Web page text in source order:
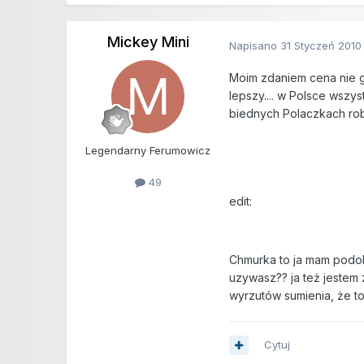
Mickey Mini
Legendarny Ferumowicz
49
Napisano 31 Styczeń 2010
Moim zdaniem cena nie
lepszy.... w Polsce
biednych Polaczkach
edit:
Chmurka to ja mam
uzywasz?? ja też
wyrzutów sumienia, że
Cytuj